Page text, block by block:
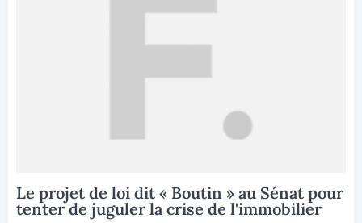
Le projet de loi dit « Boutin » au Sénat pour
tenter de juguler la crise de l'immobilier